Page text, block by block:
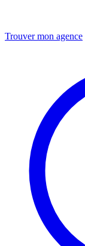
Trouver mon agence